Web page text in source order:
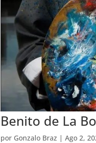
Benito de La
por Gonzalo Braz | Ago 2,